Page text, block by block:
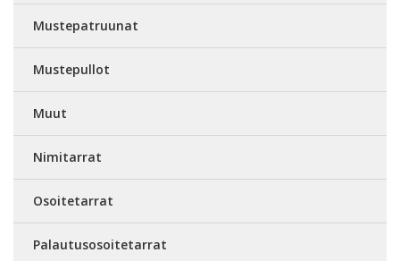
Mustepatruunat
Mustepullot
Muut
Nimitarrat
Osoitetarrat
Palautusosoitetarrat